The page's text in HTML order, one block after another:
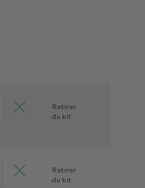
Retirer
du kit
Retirer
du kit